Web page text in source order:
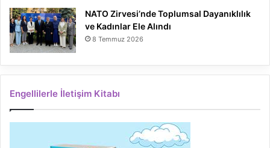
NATO Zirvesi’nde Toplumsal Dayanıklılık
ve Kadınlar Ele Alındı
8 Temmuz 2026
Engellilerle İletişim Kitabı